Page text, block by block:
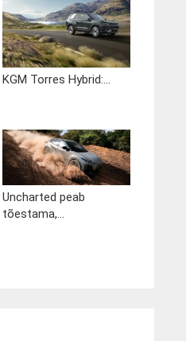
KGM Torres Hybrid:...
Uncharted peab
tõestama,...